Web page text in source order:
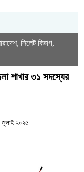
, সিলেট বিভাগ,
শাখার ৩১ সদস্যের
জুলাই ২০২৫